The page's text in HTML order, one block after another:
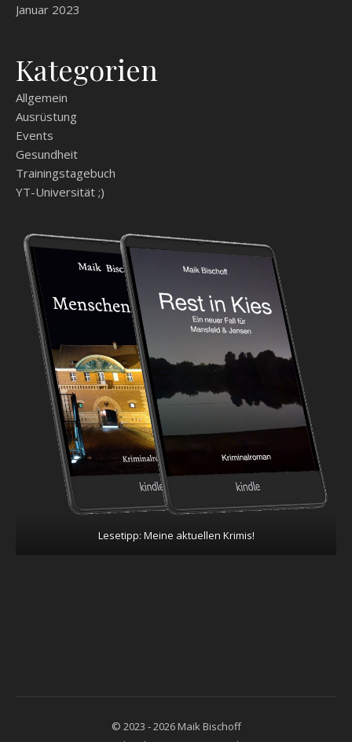
Januar 2023
Kategorien
Allgemein
Ausrüstung
Events
Gesundheit
Trainingstagebuch
YT-Universität ;)
Lesetipp: Meine aktuellen Krimis!
© 2023 - 2026 Maik Bischoff